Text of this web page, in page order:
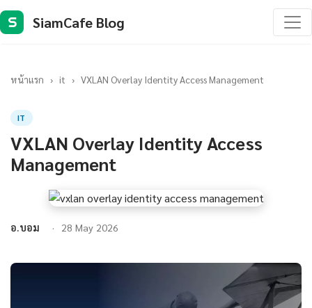
S SiamCafe Blog
หน้าแรก › it › VXLAN Overlay Identity Access Management
IT
VXLAN Overlay Identity Access
Management
อ.บอม 28 May 2026